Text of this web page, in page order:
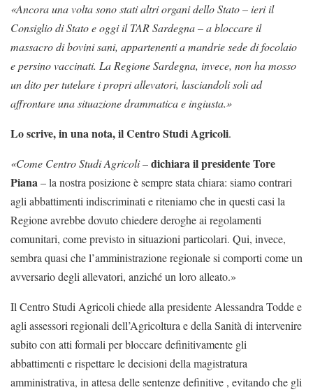
«Ancora una volta sono stati altri organi dello Stato – ieri il
Consiglio di Stato e oggi il TAR Sardegna – a bloccare il
massacro di bovini sani, appartenenti a mandrie sede di focolaio
e persino vaccinati. La Regione Sardegna, invece, non ha mosso
un dito per tutelare i propri allevatori, lasciandoli soli ad
affrontare una situazione drammatica e ingiusta.»
Lo scrive, in una nota, il Centro Studi Agricoli.
«Come Centro Studi Agricoli–dichiara il presidente Tore
Piana– la nostra posizione è sempre stata chiara: siamo contrari
agli abbattimenti indiscriminati e riteniamo che in questi casi la
Regione avrebbe dovuto chiedere deroghe ai regolamenti
comunitari, come previsto in situazioni particolari. Qui, invece,
sembra quasi che l’amministrazione regionale si comporti come un
avversario degli allevatori, anziché un loro alleato.»
Il Centro Studi Agricoli chiede alla presidente Alessandra Todde e
agli assessori regionali dell’Agricoltura e della Sanità di intervenire
subito con atti formali per bloccare definitivamente gli
abbattimenti e rispettare le decisioni della magistratura
amministrativa, in attesa delle sentenze definitive , evitando che gli